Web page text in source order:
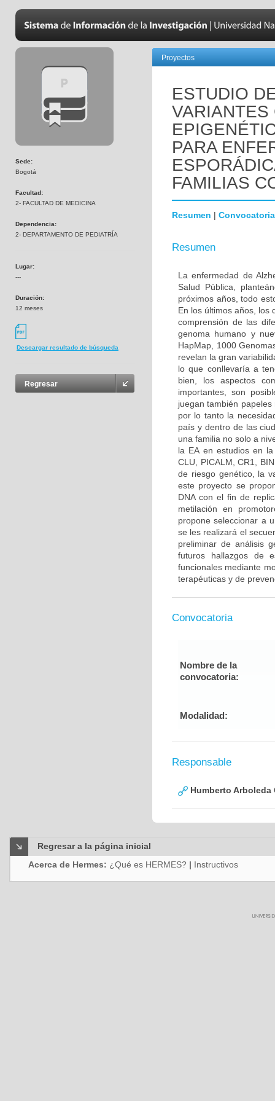
Sede:
Bogotá
Facultad:
2- FACULTAD DE MEDICINA
Dependencia:
2- DEPARTAMENTO DE PEDIATRÍA
Lugar:
---
Duración:
12 meses
Descargar resultado de búsqueda
Regresar
Proyectos
ESTUDIO
VARIANTES
PARA
FAMILIAS
Resumen | Convocatoria
Resumen
La enfermedad de
Salud Pública,
próximos años, todo
En los últimos años, los
comprensión de las
genoma humano y
HapMap, 1000
revelan la gran
lo que conllevaría a
bien, los aspectos
importantes, son
juegan también
por lo tanto la
país y dentro de las
una familia no solo a
la EA en estudios en
CLU, PICALM, CR1,
de riesgo genético, la
este proyecto se
DNA con el fin de
metilación en
propone seleccionar a
se les realizará el
preliminar de análisis
futuros hallazgos de
funcionales mediante
terapéuticas y de
Convocatoria
Nombre de la
convocatoria:
Modalidad:
Responsable
Humberto Arboleda
Regresar a la página inicial
Acerca de Hermes: ¿Qué es HERMES? | Instructivos